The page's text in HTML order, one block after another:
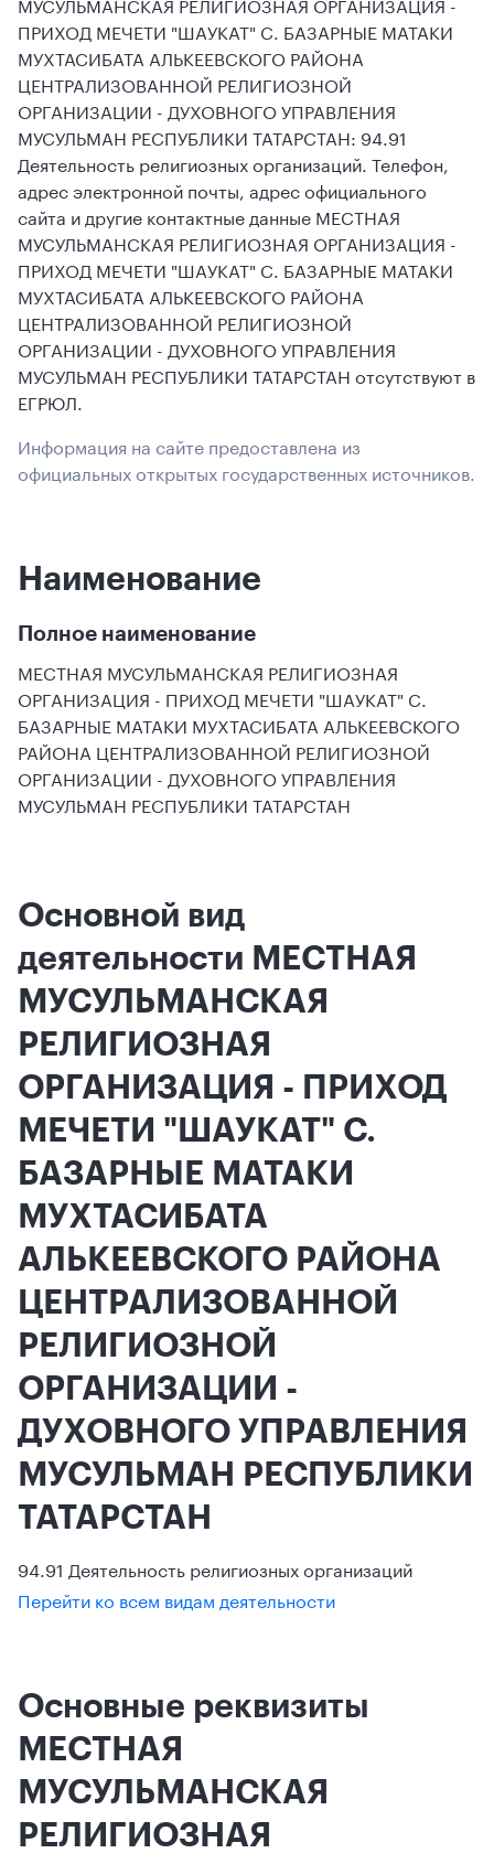
ПРИХОД МЕЧЕТИ "ШАУКАТ" С. БАЗАРНЫЕ МАТАКИ
МУХТАСИБАТА АЛЬКЕЕВСКОГО РАЙОНА
ЦЕНТРАЛИЗОВАННОЙ РЕЛИГИОЗНОЙ
ОРГАНИЗАЦИИ - ДУХОВНОГО УПРАВЛЕНИЯ
МУСУЛЬМАН РЕСПУБЛИКИ ТАТАРСТАН: 94.91
Деятельность религиозных организаций. Телефон,
адрес электронной почты, адрес официального
сайта и другие контактные данные МЕСТНАЯ
МУСУЛЬМАНСКАЯ РЕЛИГИОЗНАЯ ОРГАНИЗАЦИЯ -
ПРИХОД МЕЧЕТИ "ШАУКАТ" С. БАЗАРНЫЕ МАТАКИ
МУХТАСИБАТА АЛЬКЕЕВСКОГО РАЙОНА
ЦЕНТРАЛИЗОВАННОЙ РЕЛИГИОЗНОЙ
ОРГАНИЗАЦИИ - ДУХОВНОГО УПРАВЛЕНИЯ
МУСУЛЬМАН РЕСПУБЛИКИ ТАТАРСТАН отсутствуют в
ЕГРЮЛ.
Информация на сайте предоставлена из
официальных открытых государственных источников.
Наименование
Полное наименование
МЕСТНАЯ МУСУЛЬМАНСКАЯ РЕЛИГИОЗНАЯ
ОРГАНИЗАЦИЯ - ПРИХОД МЕЧЕТИ "ШАУКАТ" С.
БАЗАРНЫЕ МАТАКИ МУХТАСИБАТА АЛЬКЕЕВСКОГО
РАЙОНА ЦЕНТРАЛИЗОВАННОЙ РЕЛИГИОЗНОЙ
ОРГАНИЗАЦИИ - ДУХОВНОГО УПРАВЛЕНИЯ
МУСУЛЬМАН РЕСПУБЛИКИ ТАТАРСТАН
Основной вид
деятельности МЕСТНАЯ
МУСУЛЬМАНСКАЯ
РЕЛИГИОЗНАЯ
ОРГАНИЗАЦИЯ - ПРИХОД
МЕЧЕТИ "ШАУКАТ" С.
БАЗАРНЫЕ МАТАКИ
МУХТАСИБАТА
АЛЬКЕЕВСКОГО РАЙОНА
ЦЕНТРАЛИЗОВАННОЙ
РЕЛИГИОЗНОЙ
ОРГАНИЗАЦИИ -
ДУХОВНОГО УПРАВЛЕНИЯ
МУСУЛЬМАН РЕСПУБЛИКИ
ТАТАРСТАН
94.91 Деятельность религиозных организаций
Перейти ко всем видам деятельности
Основные реквизиты
МЕСТНАЯ
МУСУЛЬМАНСКАЯ
РЕЛИГИОЗНАЯ